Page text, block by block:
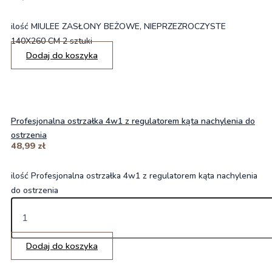
ilość MIULEE ZASŁONY BEŻOWE, NIEPRZEZROCZYSTE
140X260 CM 2 sztuki
Dodaj do koszyka
Profesjonalna ostrzałka 4w1 z regulatorem kąta nachylenia do
ostrzenia
48,99 zł
ilość Profesjonalna ostrzałka 4w1 z regulatorem kąta nachylenia
do ostrzenia
Dodaj do koszyka